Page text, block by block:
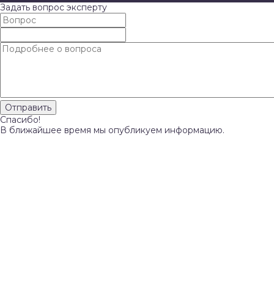
Задать вопрос эксперту
Спасибо!
В ближайшее время мы опубликуем информацию.